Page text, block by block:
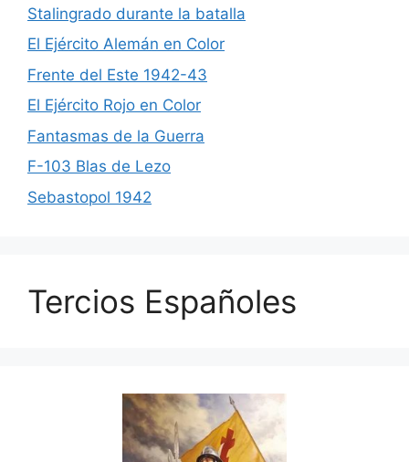
Stalingrado durante la batalla
El Ejército Alemán en Color
Frente del Este 1942-43
El Ejército Rojo en Color
Fantasmas de la Guerra
F-103 Blas de Lezo
Sebastopol 1942
Tercios Españoles